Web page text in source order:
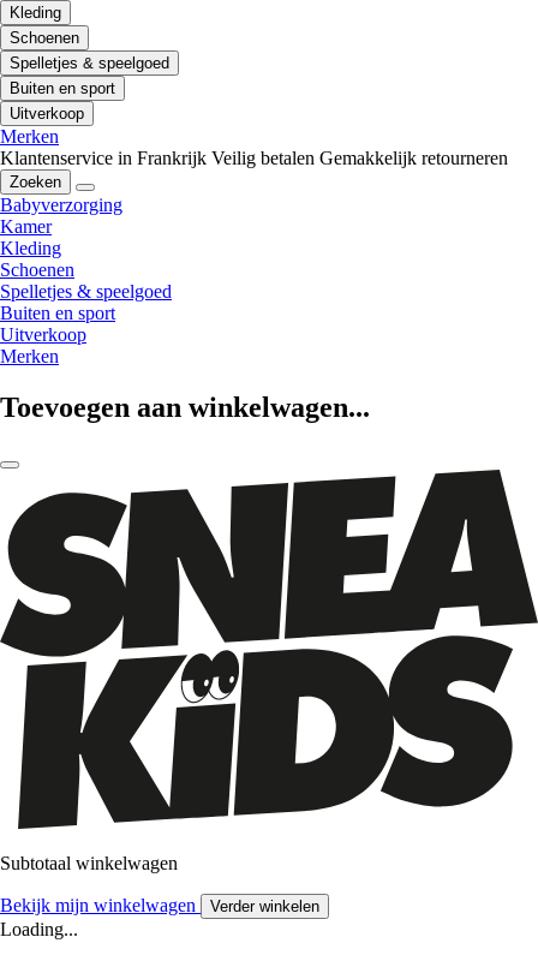
Kleding
Schoenen
Spelletjes & speelgoed
Buiten en sport
Uitverkoop
Merken
Klantenservice in Frankrijk Veilig betalen Gemakkelijk retourneren
Zoeken
Babyverzorging
Kamer
Kleding
Schoenen
Spelletjes & speelgoed
Buiten en sport
Uitverkoop
Merken
Toevoegen aan winkelwagen...
Subtotaal winkelwagen
Bekijk mijn winkelwagen Verder winkelen
Loading...